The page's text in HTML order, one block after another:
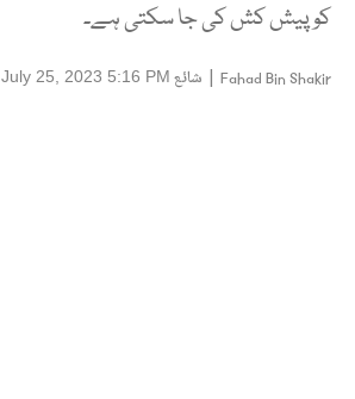
کو پیش کش کی جا سکتی ہے۔
Fahad Bin Shakir
| شائع July 25, 2023 5:16 PM